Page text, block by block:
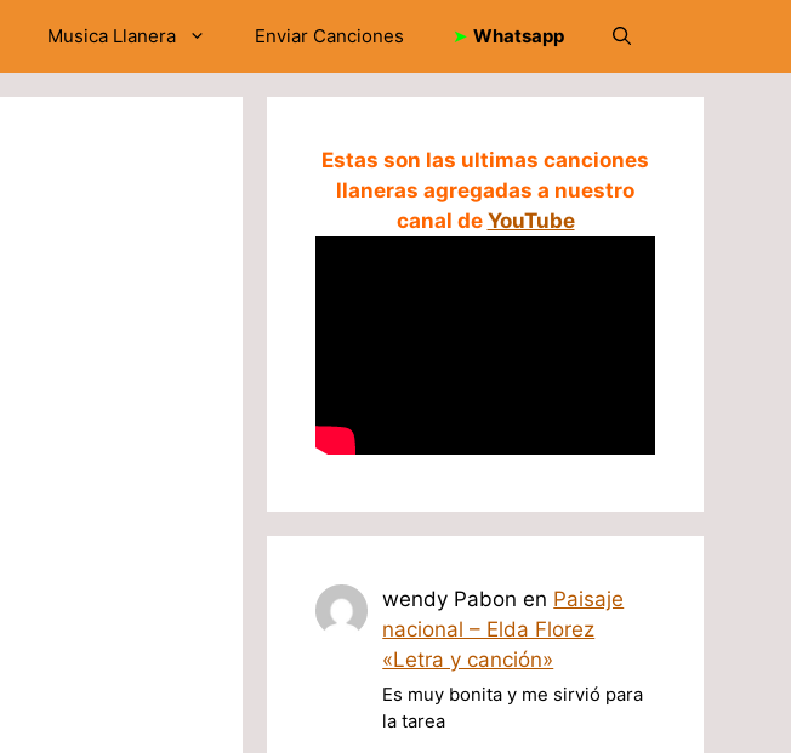
Musica Llanera Enviar Canciones ➤ Whatsapp
Estas son las ultimas canciones
llaneras agregadas a nuestro
canal de YouTube
wendy Pabon en Paisaje
nacional – Elda Florez
«Letra y canción»
Es muy bonita y me sirvió para
la tarea